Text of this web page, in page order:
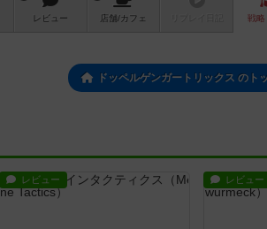
レビュー 店舗/カフェ 戦略
ドッペルゲンガートリックス のト
レビュー レビュー